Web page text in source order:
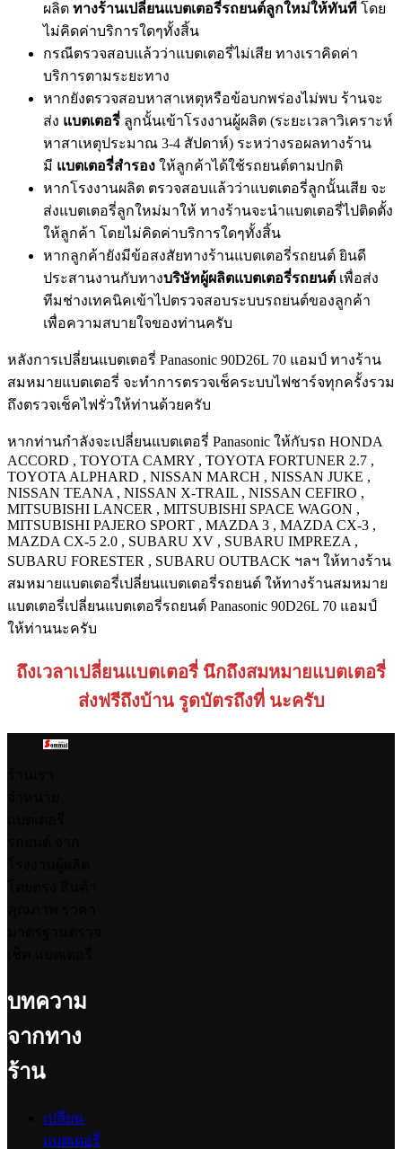
ผลิต ทางร้านเปลี่ยนแบตเตอรี่รถยนต์ลูกใหม่ให้ทันที โดย
ไม่คิดค่าบริการใดๆทั้งสิ้น
กรณีตรวจสอบแล้วว่าแบตเตอรี่ไม่เสีย ทางเราคิดค่า
บริการตามระยะทาง
หากยังตรวจสอบหาสาเหตุหรือข้อบกพร่องไม่พบ ร้านจะ
ส่ง แบตเตอรี่ ลูกนั้นเข้าโรงงานผู้ผลิต (ระยะเวลาวิเคราะห์
หาสาเหตุประมาณ 3-4 สัปดาห์) ระหว่างรอผลทางร้าน
มี แบตเตอรี่สำรอง ให้ลูกค้าได้ใช้รถยนต์ตามปกติ
หากโรงงานผลิต ตรวจสอบแล้วว่าแบตเตอรี่ลูกนั้นเสีย จะ
ส่งแบตเตอรี่ลูกใหม่มาให้ ทางร้านจะนำแบตเตอรี่ไปติดตั้ง
ให้ลูกค้า โดยไม่คิดค่าบริการใดๆทั้งสิ้น
หากลูกค้ายังมีข้อสงสัยทางร้านแบตเตอรี่รถยนต์ ยินดี
ประสานงานกับทางบริษัทผู้ผลิตแบตเตอรี่รถยนต์ เพื่อส่ง
ทีมช่างเทคนิคเข้าไปตรวจสอบระบบรถยนต์ของลูกค้า
เพื่อความสบายใจของท่านครับ
หลังการเปลี่ยนแบตเตอรี่ Panasonic 90D26L 70 แอมป์ ทางร้าน
สมหมายแบตเตอรี่ จะทำการตรวจเช็คระบบไฟชาร์จทุกครั้งรวม
ถึงตรวจเช็คไฟรั่วให้ท่านด้วยครับ
หากท่านกำลังจะเปลี่ยนแบตเตอรี่ Panasonic ให้กับรถ HONDA
ACCORD , TOYOTA CAMRY , TOYOTA FORTUNER 2.7 ,
TOYOTA ALPHARD , NISSAN MARCH , NISSAN JUKE ,
NISSAN TEANA , NISSAN X-TRAIL , NISSAN CEFIRO ,
MITSUBISHI LANCER , MITSUBISHI SPACE WAGON ,
MITSUBISHI PAJERO SPORT , MAZDA 3 , MAZDA CX-3 ,
MAZDA CX-5 2.0 , SUBARU XV , SUBARU IMPREZA ,
SUBARU FORESTER , SUBARU OUTBACK ฯลฯ ให้ทางร้าน
สมหมายแบตเตอรี่เปลี่ยนแบตเตอรี่รถยนต์ ให้ทางร้านสมหมาย
แบตเตอรี่เปลี่ยนแบตเตอรี่รถยนต์ Panasonic 90D26L 70 แอมป์
ให้ท่านนะครับ
ถึงเวลาเปลี่ยนแบตเตอรี่ นึกถึงสมหมายแบตเตอรี่
ส่งฟรีถึงบ้าน รูดบัตรถึงที่ นะครับ
บทความ
จากทาง
ร้าน
เปลี่ยน
แบตเตอรี่